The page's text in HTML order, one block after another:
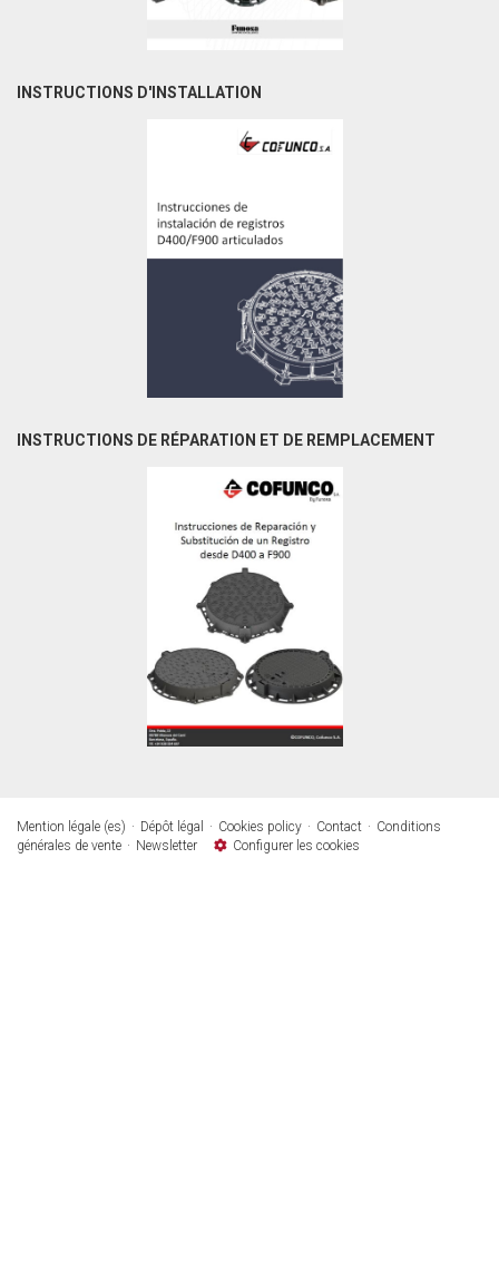
INSTRUCTIONS D'INSTALLATION
INSTRUCTIONS DE RÉPARATION ET DE REMPLACEMENT
Mention légale (es) Dépôt légal Cookies policy Contact
Conditions
générales de vente
Newsletter Configurer les cookies